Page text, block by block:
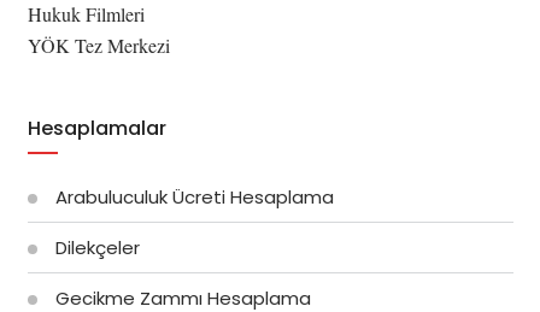
Hukuk Filmleri
YÖK Tez Merkezi
Hesaplamalar
Arabuluculuk Ücreti Hesaplama
Dilekçeler
Gecikme Zammı Hesaplama